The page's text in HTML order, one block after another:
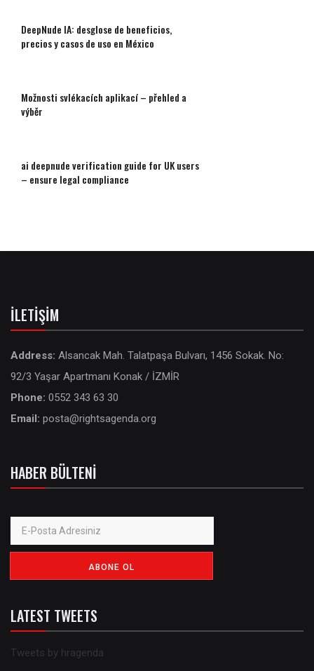
DeepNude IA: desglose de beneficios,
precios y casos de uso en México
Možnosti svlékacích aplikací – přehled a
výběr
ai deepnude verification guide for UK users
– ensure legal compliance
İLETIŞIM
Address: Alsancak Mah. Talatpaşa Bulvarı, 1456 Sokak. No:
92/3 Yaşar Apartmanı Konak / İZMİR
Phone: 0552 343 63 30
Email: posta@rightsagenda.org
HABER BÜLTENI
LATEST TWEETS
Tweets by hragenda